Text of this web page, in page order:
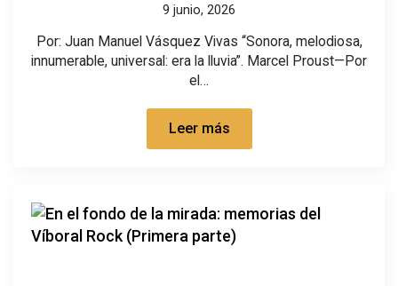
9 junio, 2026
Por: Juan Manuel Vásquez Vivas “Sonora, melodiosa,
innumerable, universal: era la lluvia”. Marcel Proust—Por
el…
Leer más